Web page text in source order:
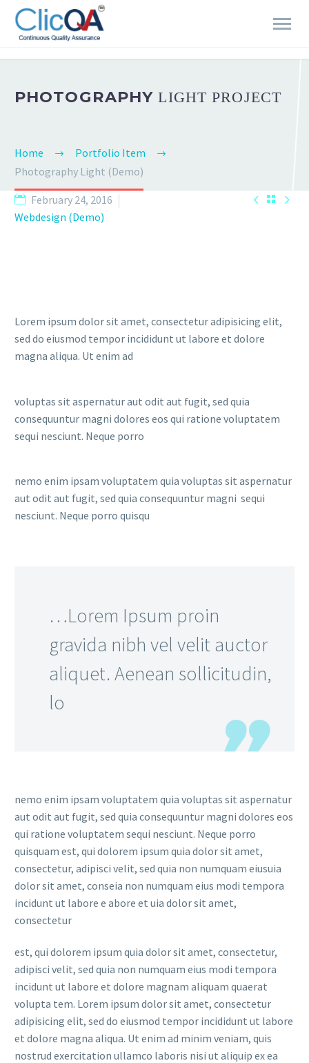
PHOTOGRAPHYLIGHT PROJECT
Home
Portfolio Item
Photography Light (Demo)
  
February 24, 2016
Webdesign (Demo)
Lorem ipsum dolor sit amet, consectetur adipisicing elit,
sed do eiusmod tempor incididunt ut labore et dolore
magna aliqua. Ut enim ad
voluptas sit aspernatur aut odit aut fugit, sed quia
consequuntur magni dolores eos qui ratione voluptatem
sequi nesciunt. Neque porro
nemo enim ipsam voluptatem quia voluptas sit aspernatur
aut odit aut fugit, sed quia consequuntur magni sequi
nesciunt. Neque porro quisqu
…Lorem Ipsum proin
gravida nibh vel velit auctor
aliquet. Aenean sollicitudin,
lo
nemo enim ipsam voluptatem quia voluptas sit aspernatur
aut odit aut fugit, sed quia consequuntur magni dolores eos
qui ratione voluptatem sequi nesciunt. Neque porro
quisquam est, qui dolorem ipsum quia dolor sit amet,
consectetur, adipisci velit, sed quia non numquam eiusuia
dolor sit amet, conseia non numquam eius modi tempora
incidunt ut labore e abore et uia dolor sit amet,
consectetur
est, qui dolorem ipsum quia dolor sit amet, consectetur,
adipisci velit, sed quia non numquam eius modi tempora
incidunt ut labore et dolore magnam aliquam quaerat
volupta tem. Lorem ipsum dolor sit amet, consectetur
adipisicing elit, sed do eiusmod tempor incididunt ut labore
et dolore magna aliqua. Ut enim ad minim veniam, quis
nostrud exercitation ullamco laboris nisi ut aliquip ex ea